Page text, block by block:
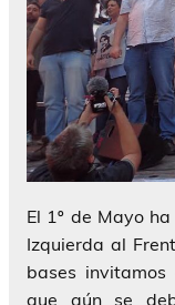
El 1º de Mayo
Izquierda al
bases
que aún se